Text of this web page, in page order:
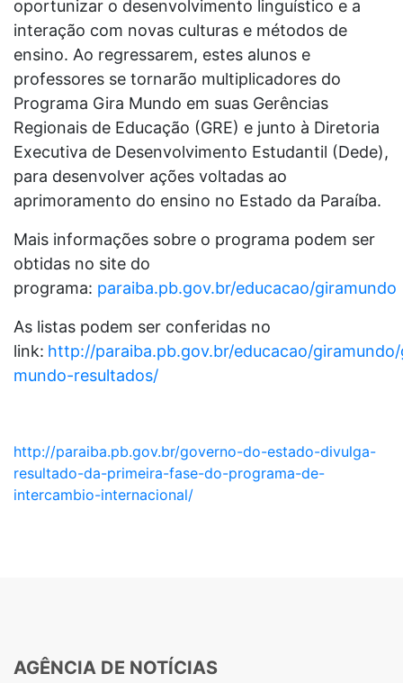
oportunizar o desenvolvimento linguístico e a
interação com novas culturas e métodos de
ensino. Ao regressarem, estes alunos e
professores se tornarão multiplicadores do
Programa Gira Mundo em suas Gerências
Regionais de Educação (GRE) e junto à Diretoria
Executiva de Desenvolvimento Estudantil (Dede),
para desenvolver ações voltadas ao
aprimoramento do ensino no Estado da Paraíba.
Mais informações sobre o programa podem ser
obtidas no site do
programa: paraiba.pb.gov.br/educacao/giramundo
As listas podem ser conferidas no
link: http://paraiba.pb.gov.br/educacao/
mundo-resultados/
http://paraiba.pb.gov.br/governo-do-estado-divulga-
resultado-da-primeira-fase-do-programa-de-
intercambio-internacional/
AGÊNCIA DE NOTÍCIAS